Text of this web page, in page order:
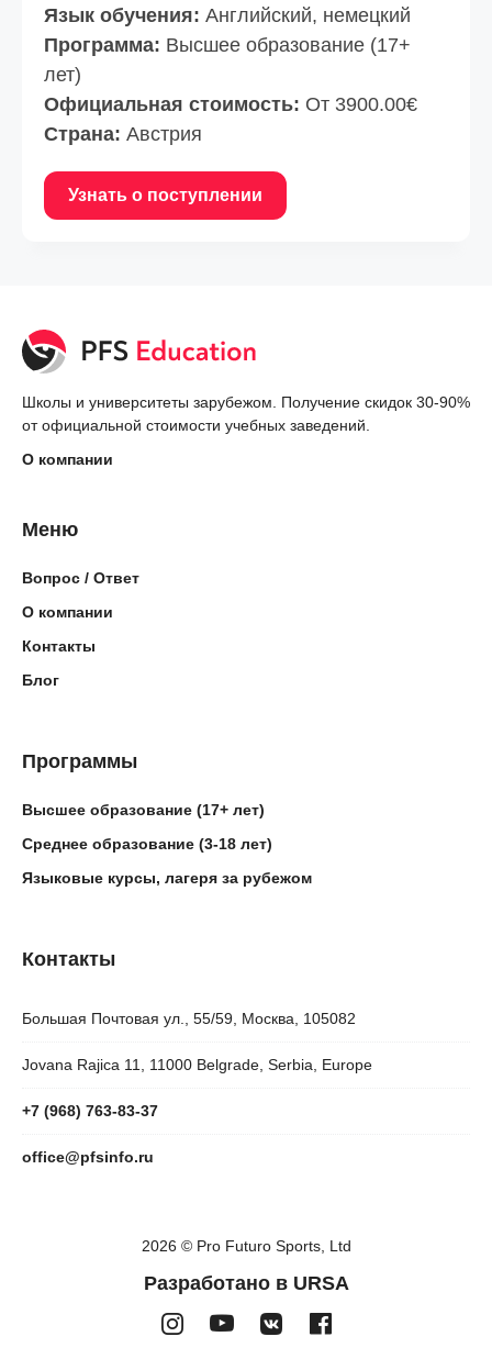
Язык обучения: Английский, немецкий
Программа: Высшее образование (17+
лет)
Официальная стоимость: От 3900.00€
Страна: Австрия
Узнать о поступлении
Школы и университеты зарубежом. Получение скидок 30-90%
от официальной стоимости учебных заведений.
О компании
Меню
Вопрос / Ответ
О компании
Контакты
Блог
Программы
Высшее образование (17+ лет)
Среднее образование (3-18 лет)
Языковые курсы, лагеря за рубежом
Контакты
Большая Почтовая ул., 55/59, Москва, 105082
Jovana Rajica 11, 11000 Belgrade, Serbia, Europe
+7 (968) 763-83-37
office@pfsinfo.ru
2026 © Pro Futuro Sports, Ltd
Разработано в URSA